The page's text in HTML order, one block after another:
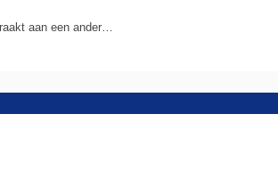
aan een ander…